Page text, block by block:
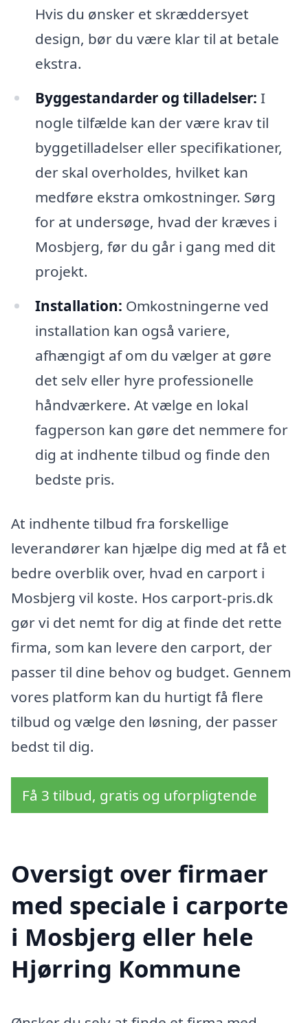
Hvis du ønsker et skræddersyet
design, bør du være klar til at betale
ekstra.
Byggestandarder og tilladelser: I
nogle tilfælde kan der være krav til
byggetilladelser eller specifikationer,
der skal overholdes, hvilket kan
medføre ekstra omkostninger. Sørg
for at undersøge, hvad der kræves i
Mosbjerg, før du går i gang med dit
projekt.
Installation: Omkostningerne ved
installation kan også variere,
afhængigt af om du vælger at gøre
det selv eller hyre professionelle
håndværkere. At vælge en lokal
fagperson kan gøre det nemmere for
dig at indhente tilbud og finde den
bedste pris.
At indhente tilbud fra forskellige
leverandører kan hjælpe dig med at få et
bedre overblik over, hvad en carport i
Mosbjerg vil koste. Hos carport-pris.dk
gør vi det nemt for dig at finde det rette
firma, som kan levere den carport, der
passer til dine behov og budget. Gennem
vores platform kan du hurtigt få flere
tilbud og vælge den løsning, der passer
bedst til dig.
Få 3 tilbud, gratis og uforpligtende
Oversigt over firmaer
med speciale i carporte
i Mosbjerg eller hele
Hjørring Kommune